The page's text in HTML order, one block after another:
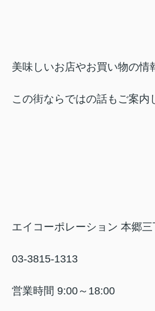
美味しいお店やお買い物の情
この街ならではの話もご案内
エイコーポレーション 本郷
03-3815-1313
営業時間 9:00～18:00